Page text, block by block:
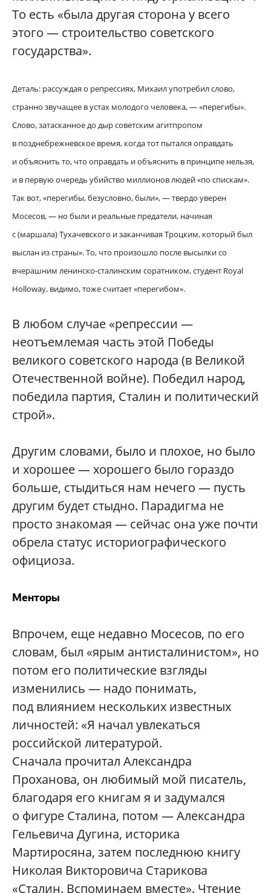
То есть «была другая сторона у всего
этого — строительство советского
государства».
Деталь: рассуждая о репрессиях, Михаил употребил слово,
странно звучащее в устах молодого человека, — «перегибы».
Слово, затасканное до дыр советским агитпропом
в позднебрежневское время, когда тот пытался оправдать
и объяснить то, что оправдать и объяснить в принципе нельзя,
и в первую очередь убийство миллионов людей «по спискам».
Так вот, «перегибы, безусловно, были», — твердо уверен
Мосесов, — но были и реальные предатели, начиная
с (маршала) Тухачевского и заканчивая Троцким, который был
выслан из страны». То, что произошло после высылки со
вчерашним ленинско-сталинским соратником, студент Royal
Holloway, видимо, тоже считает «перегибом».
В любом случае «репрессии —
неотъемлемая часть этой Победы
великого советского народа (в Великой
Отечественной войне). Победил народ,
победила партия, Сталин и политический
строй».
Другим словами, было и плохое, но было
и хорошее — хорошего было гораздо
больше, стыдиться нам нечего — пусть
другим будет стыдно. Парадигма не
просто знакомая — сейчас она уже почти
обрела статус историографического
официоза.
Менторы
Впрочем, еще недавно Мосесов, по его
словам, был «ярым антисталинистом», но
потом его политические взгляды
изменились — надо понимать,
под влиянием нескольких известных
личностей: «Я начал увлекаться
российской литературой.
Сначала прочитал Александра
Проханова, он любимый мой писатель,
благодаря его книгам я и задумался
о фигуре Сталина, потом — Александра
Гельевича Дугина, историка
Мартиросяна, затем последнюю книгу
Николая Викторовича Старикова
«Сталин. Вспоминаем вместе». Чтение